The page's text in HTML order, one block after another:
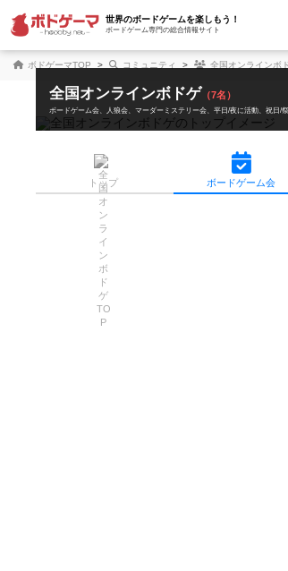
世界のボードゲームを楽しもう！
ボードゲーム専門の総合情報サイト
ボドゲーマTOP コミュニティ 全国オンラインボ
全国オンラインボドゲ （7名）
ボードゲーム会 人狼会 マーダーミステリー会 平日/夜に活動 祝日/
トップ ボードゲーム会